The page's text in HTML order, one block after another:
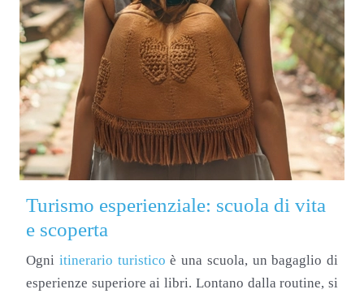
Turismo esperienziale: scuola di vita
e scoperta
Ogni itinerario turistico è una scuola, un bagaglio di
esperienze superiore ai libri. Lontano dalla routine, si